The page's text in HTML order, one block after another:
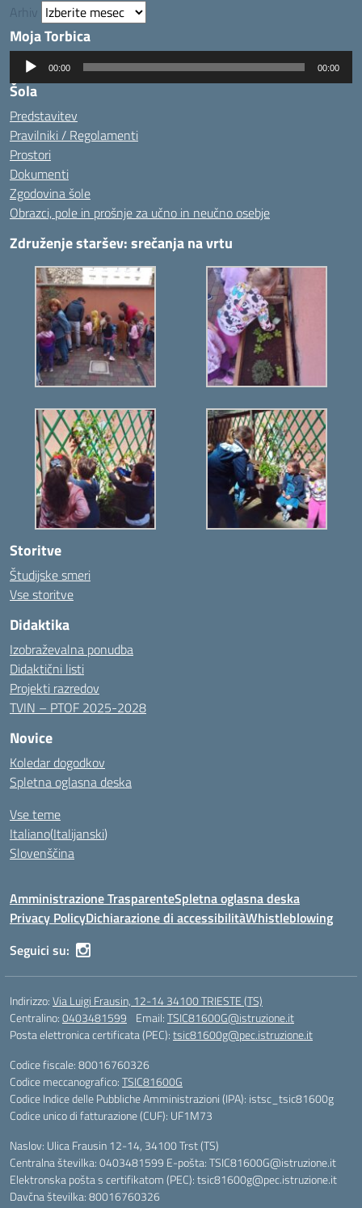
Arhiv
Moja Torbica
Predvajalnik
zvoka
00:00 00:00
Šola
Predstavitev
Pravilniki / Regolamenti
Prostori
Dokumenti
Zgodovina šole
Obrazci, pole in prošnje za učno in neučno osebje
Združenje staršev: srečanja na vrtu
Storitve
Študijske smeri
Vse storitve
Didaktika
Izobraževalna ponudba
Didaktični listi
Projekti razredov
TVIN – PTOF 2025-2028
Novice
Koledar dogodkov
Spletna oglasna deska
Vse teme
Italiano(Italijanski)
Slovenščina
Amministrazione TrasparenteSpletna oglasna deska
Privacy PolicyDichiarazione di accessibilitàWhistleblowing
Seguici su:
Indirizzo:Via Luigi Frausin, 12-14 34100 TRIESTE (TS)
Centralino:0403481599 Email:TSIC81600G@istruzione.it
Posta elettronica certificata (PEC):tsic81600g@pec.istruzione.it
Codice fiscale: 80016760326
Codice meccanografico:TSIC81600G
Codice Indice delle Pubbliche Amministrazioni (IPA): istsc_tsic81600g
Codice unico di fatturazione (CUF): UF1M73
Naslov: Ulica Frausin 12-14, 34100 Trst (TS)
Centralna številka: 0403481599 E-pošta: TSIC81600G@istruzione.it
Elektronska pošta s certifikatom (PEC): tsic81600g@pec.istruzione.it
Davčna številka: 80016760326